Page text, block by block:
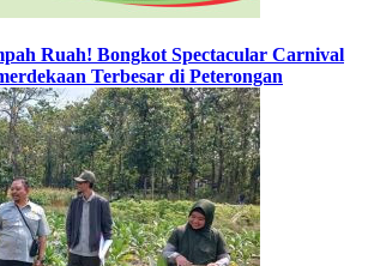
Ruah! Bongkot Spectacular Carnival
Terbesar di Peterongan